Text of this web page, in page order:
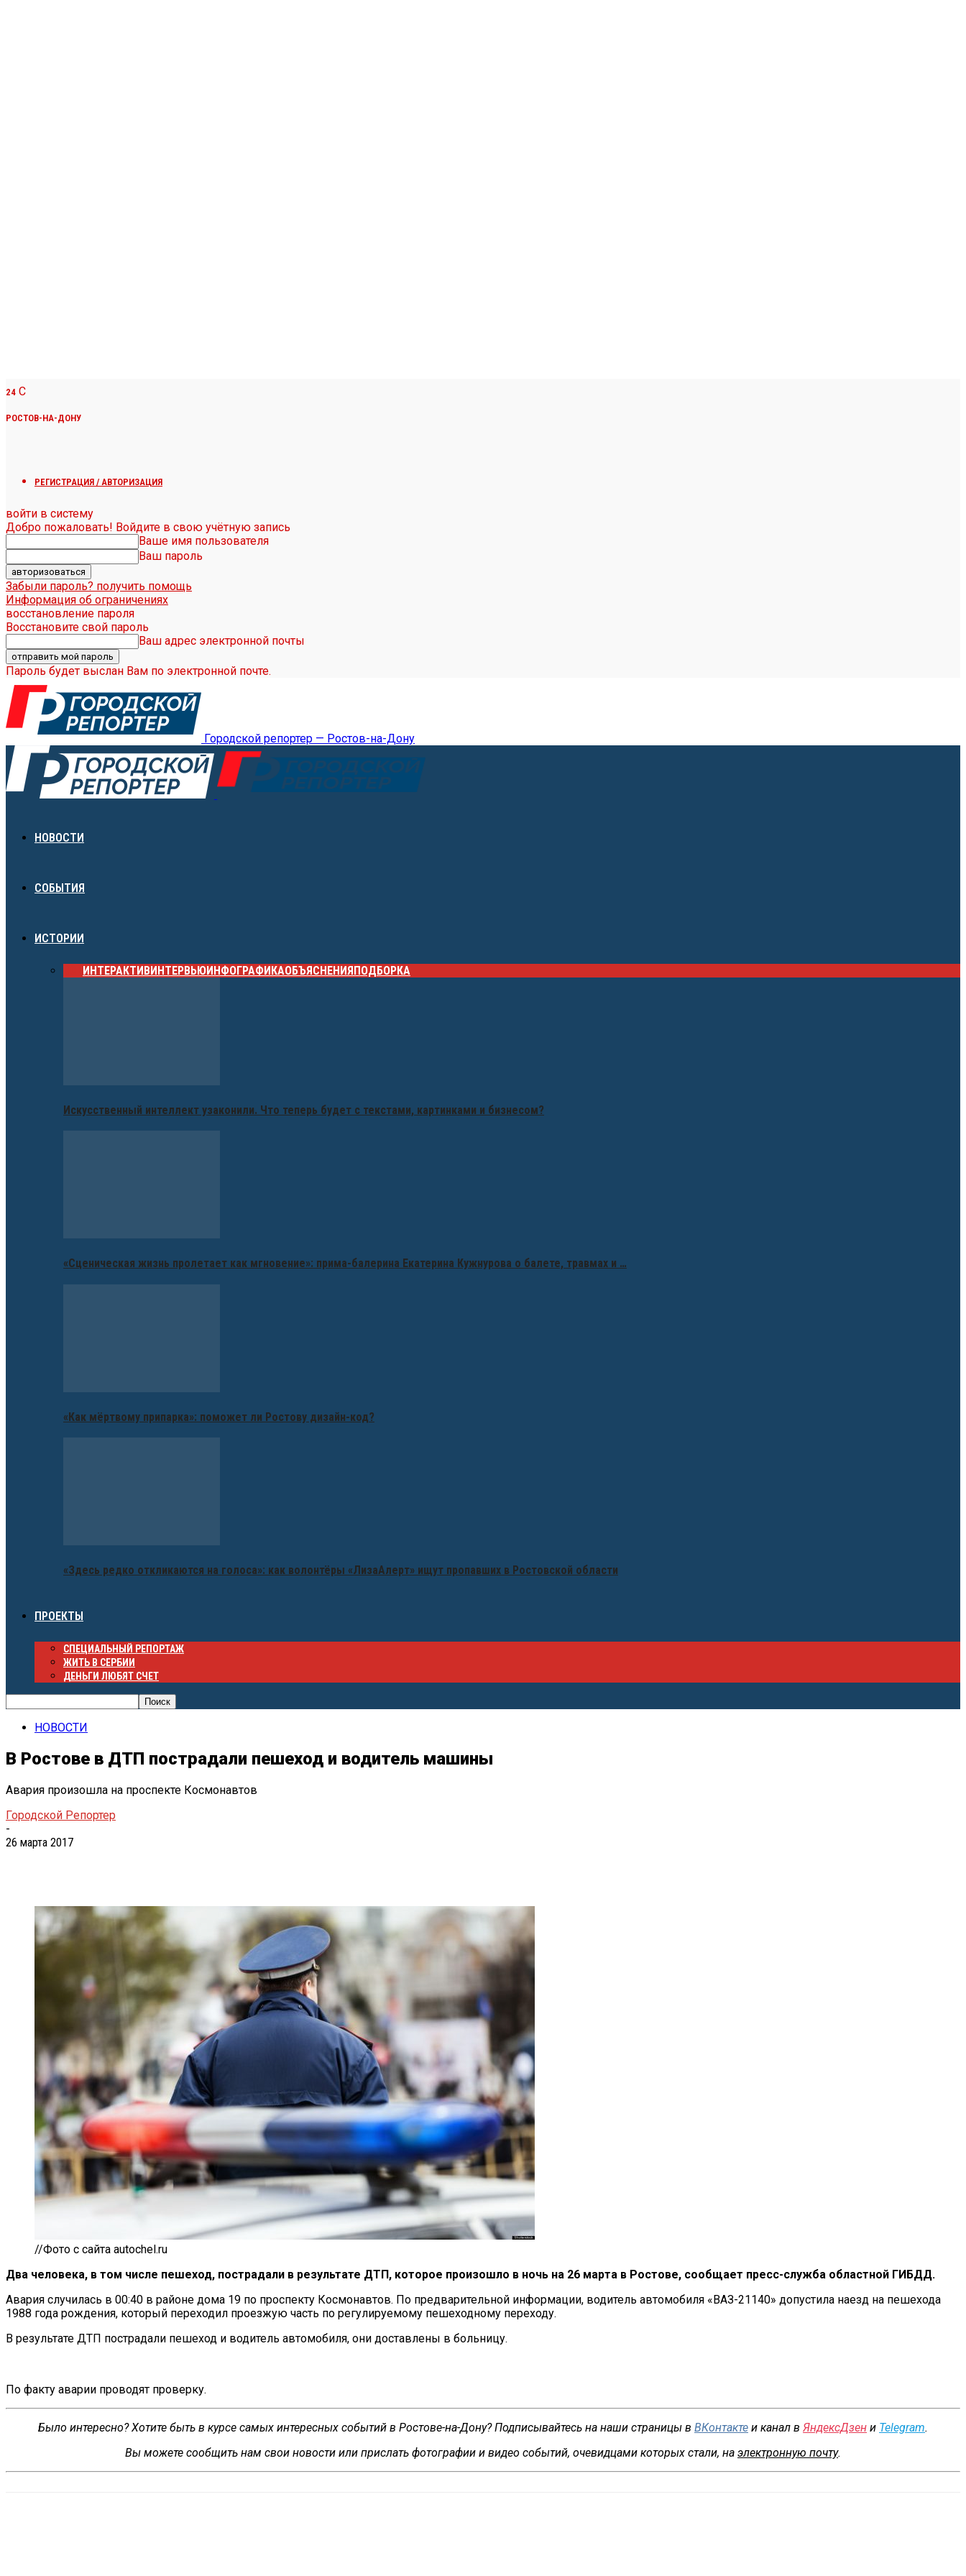
24 C
РОСТОВ-НА-ДОНУ
РЕГИСТРАЦИЯ / АВТОРИЗАЦИЯ
войти в систему
Добро пожаловать! Войдите в свою учётную запись
Ваше имя пользователя
Ваш пароль
Забыли пароль? получить помощь
Информация об ограничениях
восстановление пароля
Восстановите свой пароль
Ваш адрес электронной почты
Пароль будет выслан Вам по электронной почте.
Городской репортер — Ростов-на-Дону
НОВОСТИ
СОБЫТИЯ
ИСТОРИИ
ИНТЕРАКТИВИНТЕРВЬЮИНФОГРАФИКАОБЪЯСНЕНИЯПОДБОРКА
Искусственный интеллект узаконили. Что теперь будет с текстами, картинками и бизнесом?
«Сценическая жизнь пролетает как мгновение»: прима-балерина Екатерина Кужнурова о балете, травмах и …
«Как мёртвому припарка»: поможет ли Ростову дизайн-код?
«Здесь редко откликаются на голоса»: как волонтёры «ЛизаАлерт» ищут пропавших в Ростовской области
ПРОЕКТЫ
СПЕЦИАЛЬНЫЙ РЕПОРТАЖ
ЖИТЬ В СЕРБИИ
ДЕНЬГИ ЛЮБЯТ СЧЕТ
НОВОСТИ
В Ростове в ДТП пострадали пешеход и водитель машины
Авария произошла на проспекте Космонавтов
Городской Репортер
-
26 марта 2017
//Фото с сайта autochel.ru
Два человека, в том числе пешеход, пострадали в результате ДТП, которое произошло в ночь на 26 марта в Ростове, сообщает пресс-служба областной ГИБДД.
Авария случилась в 00:40 в районе дома 19 по проспекту Космонавтов. По предварительной информации, водитель автомобиля «ВАЗ-21140» допустила наезд на пешехода
1988 года рождения, который переходил проезжую часть по регулируемому пешеходному переходу.
В результате ДТП пострадали пешеход и водитель автомобиля, они доставлены в больницу.
По факту аварии проводят проверку.
Было интересно? Хотите быть в курсе самых интересных событий в Ростове-на-Дону? Подписывайтесь на наши страницы в ВКонтакте и канал в ЯндексДзен и Telegram.
Вы можете сообщить нам свои новости или прислать фотографии и видео событий, очевидцами которых стали, на электронную почту.